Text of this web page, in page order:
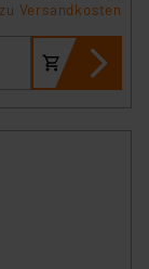
Versandkosten